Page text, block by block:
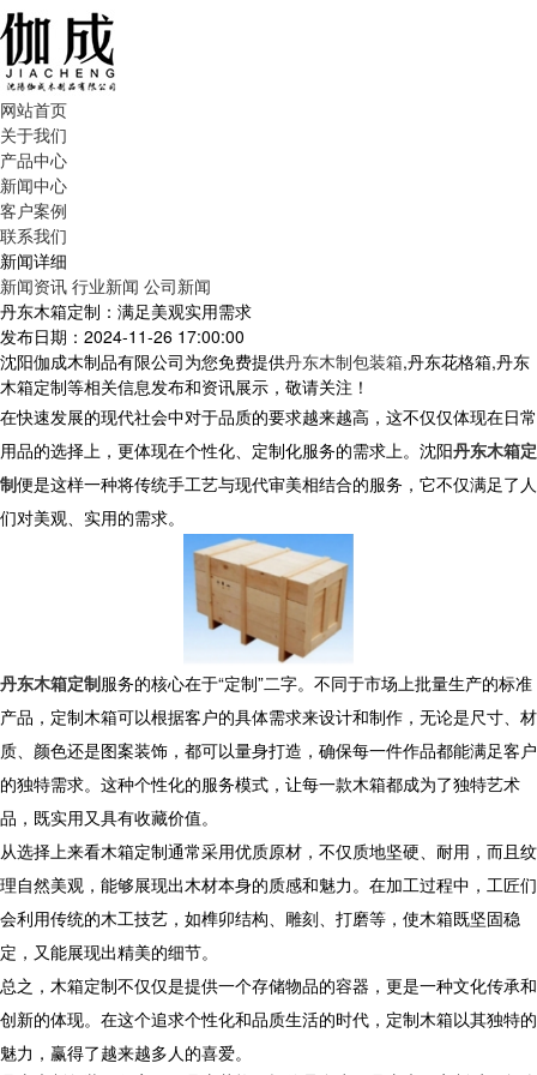
网站首页
关于我们
产品中心
新闻中心
客户案例
联系我们
新闻详细
新闻资讯 行业新闻 公司新闻
丹东木箱定制：满足美观实用需求
发布日期：2024-11-26 17:00:00
沈阳伽成木制品有限公司为您免费提供丹东木制包装箱,丹东花格箱,丹东
木箱定制等相关信息发布和资讯展示，敬请关注！
在快速发展的现代社会中对于品质的要求越来越高，这不仅仅体现在日常
用品的选择上，更体现在个性化、定制化服务的需求上。沈阳丹东木箱定
制便是这样一种将传统手工艺与现代审美相结合的服务，它不仅满足了人
们对美观、实用的需求。
丹东木箱定制服务的核心在于“定制”二字。不同于市场上批量生产的标准
产品，定制木箱可以根据客户的具体需求来设计和制作，无论是尺寸、材
质、颜色还是图案装饰，都可以量身打造，确保每一件作品都能满足客户
的独特需求。这种个性化的服务模式，让每一款木箱都成为了独特艺术
品，既实用又具有收藏价值。
从选择上来看木箱定制通常采用优质原材，不仅质地坚硬、耐用，而且纹
理自然美观，能够展现出木材本身的质感和魅力。在加工过程中，工匠们
会利用传统的木工技艺，如榫卯结构、雕刻、打磨等，使木箱既坚固稳
定，又能展现出精美的细节。
总之，木箱定制不仅仅是提供一个存储物品的容器，更是一种文化传承和
创新的体现。在这个追求个性化和品质生活的时代，定制木箱以其独特的
魅力，赢得了越来越多人的喜爱。